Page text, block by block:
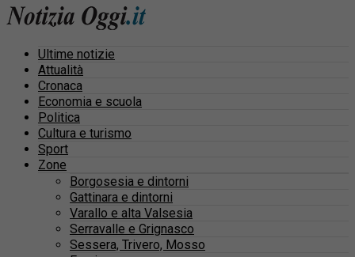
Ultime notizie
Attualità
Cronaca
Economia e scuola
Politica
Cultura e turismo
Sport
Zone
Borgosesia e dintorni
Gattinara e dintorni
Varallo e alta Valsesia
Serravalle e Grignasco
Sessera, Trivero, Mosso